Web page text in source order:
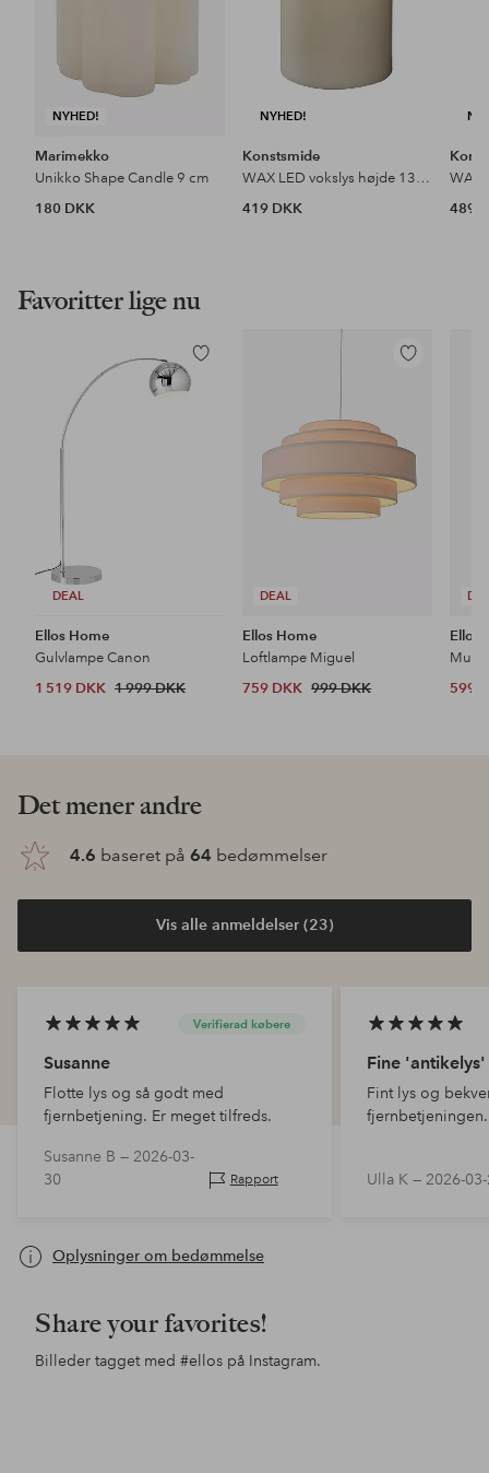
NYHED!
Marimekko
Unikko Shape Candle 9 cm
180 DKK
NYHED!
Konstsmide
WAX LED vokslys højde 13.4 cm
419 DKK
489
Favoritter lige nu
DEAL
Tilføj
til
Ellos Home
Gulvlampe Canon
1 519 DKK 1 999 DKK
DEAL
Tilføj
Ellos Home
Loftlampe Miguel
759 DKK 999 DKK
Ellos
599
Det mener andre
4.6 baseret på 64 bedømmelser
Vis alle anmeldelser (23)
Verifierad købere
Susanne
Flotte lys og så godt med
fjernbetjening. Er meget tilfreds.
Susanne B — 2026-03-
30
Rapport
Fine 'antikelys'
Fint lys og
fjernbetjeningen.
Ulla K — 2026-
Oplysninger om bedømmelse
Share your favorites!
Billeder tagget med #ellos på Instagram.